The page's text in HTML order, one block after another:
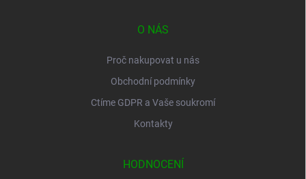
O NÁS
Proč nakupovat u nás
Obchodní podmínky
Ctíme GDPR a Vaše soukromí
Kontakty
HODNOCENÍ